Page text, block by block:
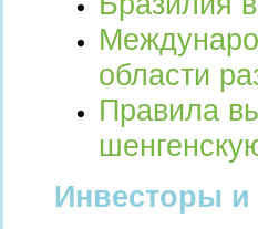
области
Правила
Инвесторы и